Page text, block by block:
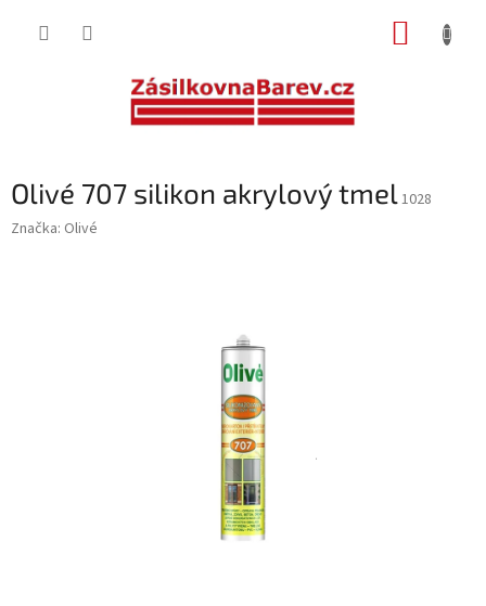
Olivé 707 silikon akrylový tmel1028
Značka: Olivé